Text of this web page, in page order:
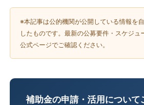
※本記事は公的機関が公開している情報を
したものです。最新の公募要件・スケジュ
公式ページでご確認ください。
補助金の申請・活用について